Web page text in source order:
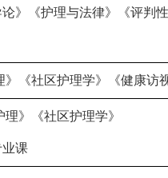
论》《护理与法律》《评判
》《社区护理学》《健康访视
》《社区护理学》
业课